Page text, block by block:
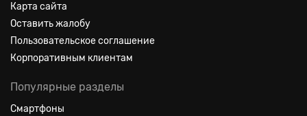
Карта сайта
Оставить жалобу
Пользовательское соглашение
Корпоративным клиентам
Популярные разделы
Смартфоны